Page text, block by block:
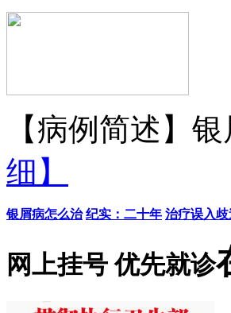
【病例简述】
细】
银屑病怎么治 纪实：二十年 治疗误入歧
网上挂号 优先就诊